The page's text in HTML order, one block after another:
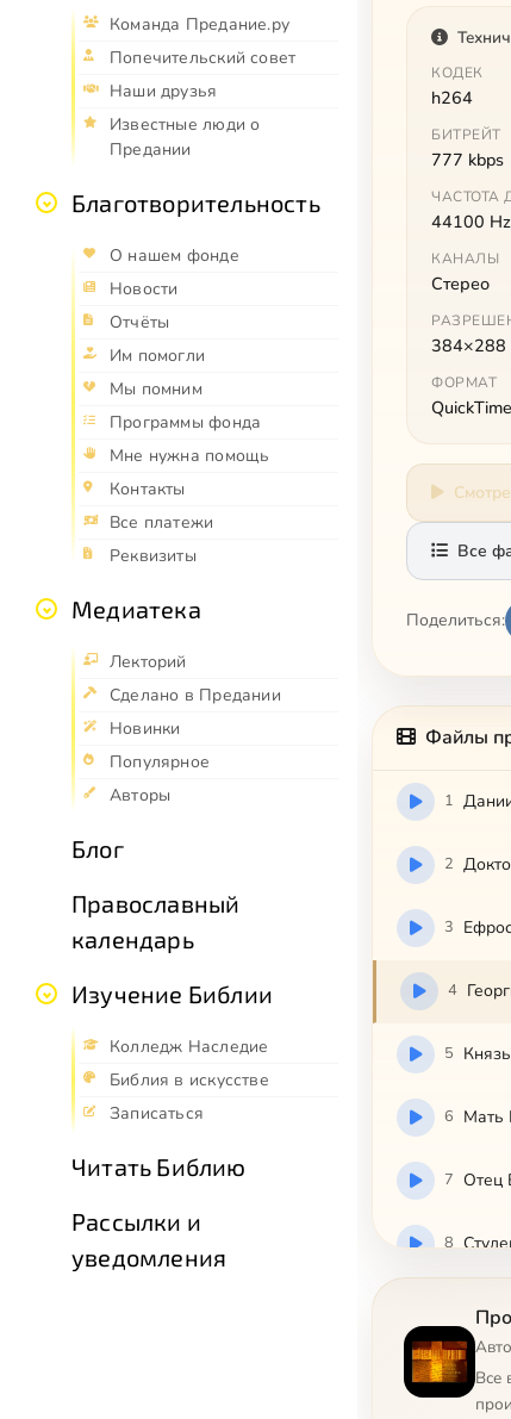
Команда Предание.ру
Попечительский совет
Наши друзья
Известные люди о
Предании
Благотворительность
О нашем фонде
Новости
Отчёты
Им помогли
Мы помним
Программы фонда
Мне нужна помощь
Контакты
Все платежи
Реквизиты
Медиатека
Лекторий
Сделано в Предании
Новинки
Популярное
Авторы
Блог
Православный
календарь
Изучение Библии
Колледж Наследие
Библия в искусстве
Записаться
Читать Библию
Рассылки и
уведомления
КОДЕК
h264
БИТРЕЙТ
777 kbps
ЧАСТОТА
44100 Hz
КАНАЛЫ
Стерео
384×288
ФОРМАТ
Все
Поделиться:
Файлы
1
2
3
4
5
6 Мать
7 Отец
8
Все